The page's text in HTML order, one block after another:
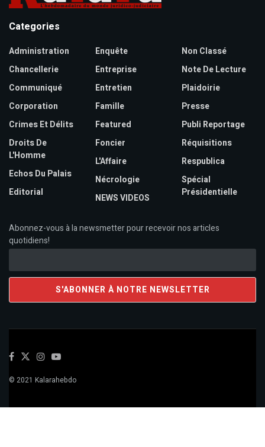
Categories
Administration
Chancellerie
Communiqué
Corporation
Crimes Et Délits
Droits De
L'Homme
Echos Du Palais
Editorial
Enquête
Entreprise
Entretien
Famille
Featured
Foncier
L'Affaire
Nécrologie
NEWS VIDEOS
Non Classé
Note De Lecture
Plaidoirie
Presse
Publi Reportage
Réquisitions
Respublica
Spécial
Présidentielle
Abonnez-vous à la newsmetter pour recevoir nos articles
quotidiens!
© 2021 Kalarahebdo